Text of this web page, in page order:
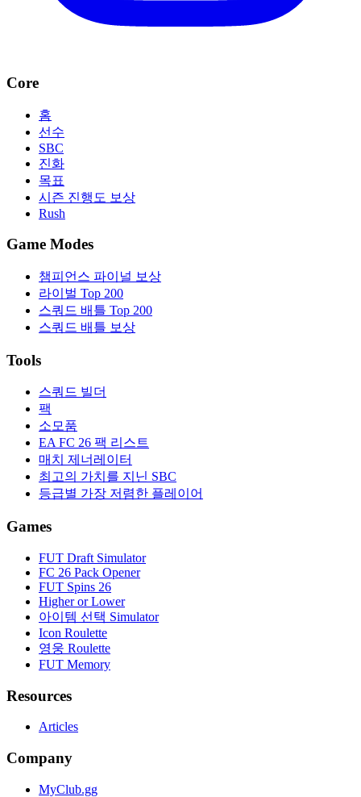
Core
홈
선수
SBC
진화
목표
시즌 진행도 보상
Rush
Game Modes
챔피언스 파이널 보상
라이벌 Top 200
스쿼드 배틀 Top 200
스쿼드 배틀 보상
Tools
스쿼드 빌더
팩
소모품
EA FC 26 팩 리스트
매치 제너레이터
최고의 가치를 지닌 SBC
등급별 가장 저렴한 플레이어
Games
FUT Draft Simulator
FC 26 Pack Opener
FUT Spins 26
Higher or Lower
아이템 선택 Simulator
Icon Roulette
영웅 Roulette
FUT Memory
Resources
Articles
Company
MyClub.gg